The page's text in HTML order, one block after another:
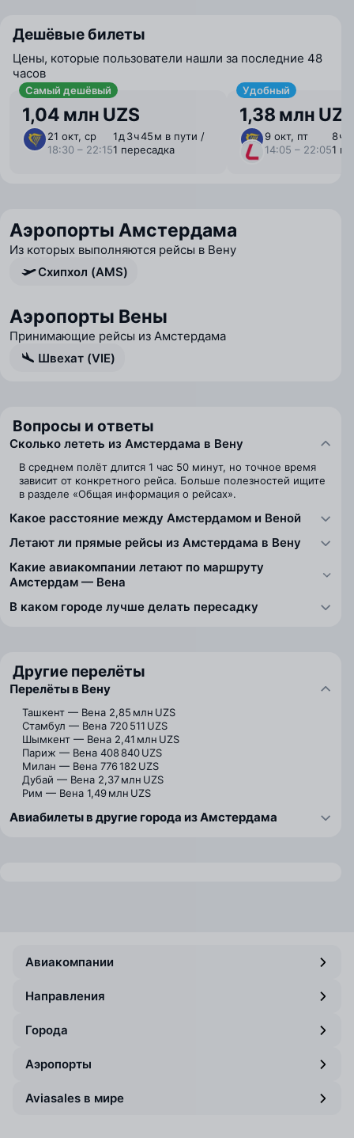
Дешёвые билеты
Цены, которые пользователи нашли за последние 48
часов
Самый дешёвый
1,04 млн UZS
21 окт, ср
18:30 – 22:15
1 ⁠д 3 ⁠ч 45 ⁠м в пути /
1 пересадка
Удобный
1,38 млн
9 окт, пт
14:05 – 22:05
8 ⁠ч
1
Аэропорты Амстердама
Из которых выполняются рейсы в Вену
Схипхол (AMS)
Аэропорты Вены
Принимающие рейсы из Амстердама
Швехат (VIE)
Вопросы и ответы
Сколько лететь из Амстердама в Вену
В среднем полёт длится 1 час 50 минут, но точное время
зависит от конкретного рейса. Больше полезностей ищите
в разделе «Общая информация о рейсах».
Какое расстояние между Амстердамом и Веной
Летают ли прямые рейсы из Амстердама в Вену
Какие авиакомпании летают по маршруту
Амстердам — Вена
В каком городе лучше делать пересадку
Другие перелёты
Перелёты в Вену
Ташкент — Вена 2,85 млн UZS
Стамбул — Вена 720 511 UZS
Шымкент — Вена 2,41 млн UZS
Париж — Вена 408 840 UZS
Милан — Вена 776 182 UZS
Дубай — Вена 2,37 млн UZS
Рим — Вена 1,49 млн UZS
Авиабилеты в другие города из Амстердама
Авиакомпании
Направления
Города
Аэропорты
Aviasales в мире